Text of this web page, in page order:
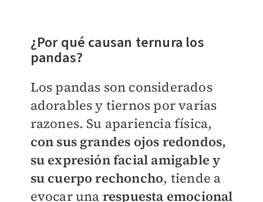
​¿Por qué causan ternura los
pandas?
Los pandas son considerados
adorables y tiernos por varias
razones. Su apariencia física,
con sus grandes ojos redondos,
su expresión facial amigable y
su cuerpo rechoncho, tiende a
evocar una respuesta emocional